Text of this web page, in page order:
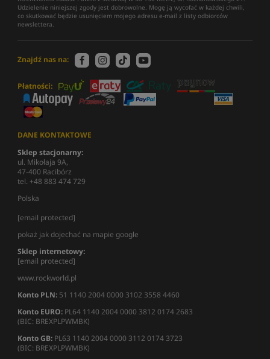
Udzielenie niniejszej zgody jest dobrowolne. Mogę ją wycofać w każdej chwili,
co skutkować będzie usunięciem mojego adresu e-mail z listy odbiorców
newslettera.
Znajdź nas na:
Płatności:
DANE KONTAKTOWE
Sklep stacjonarny:
ul. Mikołaja 9A,
47-400 Racibórz
tel. +48 883 474 729
Polska
[email protected]
pokaż jak dojechać na mapie google
Sklep internetowy:
[email protected]
www.rockworld.pl
Konto PLN: 51 1140 2004 0000 3102 3558 4460
Konto EURO: PL64 1140 2004 0000 3812 0174 2683
(BIC: BREXPLPWMBK)
Konto GB: PL63 1140 2004 0000 3112 0174 3723
(BIC: BREXPLPWMBK)